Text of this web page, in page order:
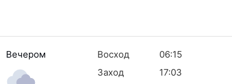
Вечером Восход
06:15
Заход
17:03